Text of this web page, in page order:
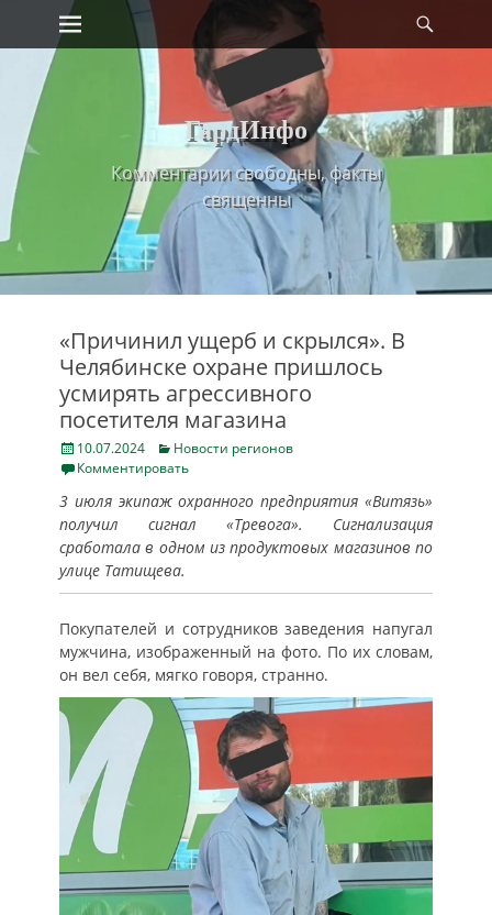
Skip
content
Primary Menu
ГардИнфо
Комментарии свободны, факты
священны
«Причинил ущерб и скрылся». В
Челябинске охране пришлось
усмирять агрессивного
посетителя магазина
Posted
on
10.07.2024 Categories
Новости регионов
Комментировать
3 июля экипаж охранного предприятия «Витязь»
получил сигнал «Тревога». Сигнализация
сработала в одном из продуктовых магазинов по
улице Татищева.
Покупателей и сотрудников заведения напугал
мужчина, изображенный на фото. По их словам,
он вел себя, мягко говоря, странно.